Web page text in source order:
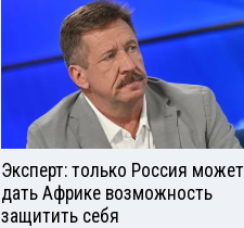
Эксперт: только Россия может
дать Африке возможность
защитить себя